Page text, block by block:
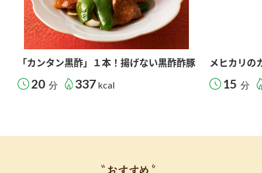
「カンタン黒酢」１本！揚げない黒酢酢豚
20 分 337 kcal
メヒカリの
15 分